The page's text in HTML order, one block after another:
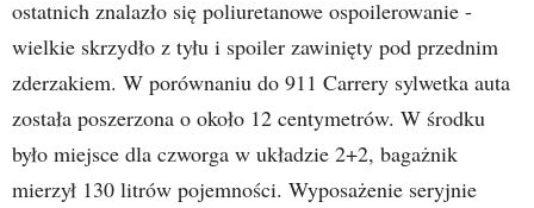
ostatnich znalazło się poliuretanowe ospoilerowanie -
wielkie skrzydło z tyłu i spoiler zawinięty pod przednim
zderzakiem. W porównaniu do 911 Carrery sylwetka auta
została poszerzona o około 12 centymetrów. W środku
było miejsce dla czworga w układzie 2+2, bagażnik
mierzył 130 litrów pojemności. Wyposażenie seryjnie